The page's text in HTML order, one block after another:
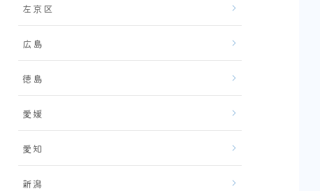
左京区
広島
徳島
愛媛
愛知
新潟